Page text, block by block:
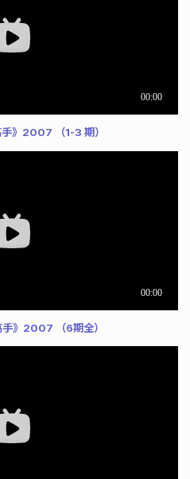
》2007 （1-3 期）
》2007 （6期全）